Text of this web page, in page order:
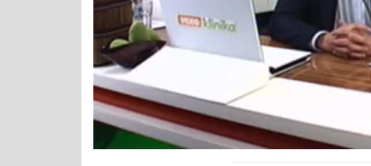
Némítás
kikapcsolva
0%
Állapot
0%